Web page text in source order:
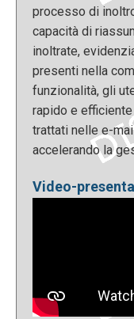
processo di
capacità di
inoltrate,
presenti nella
funzionalità, gli
rapido e
trattati nelle e-
accelerando la
Video-